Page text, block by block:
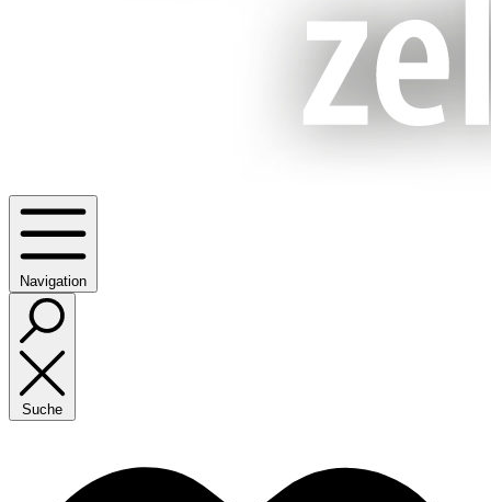
Navigation
Suche